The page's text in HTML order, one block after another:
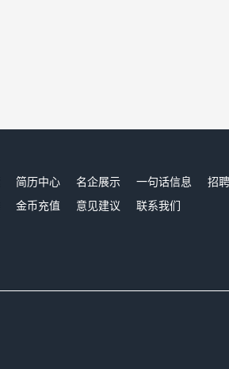
简历中心 名企展示 一句话信息 招
金币充值 意见建议 联系我们